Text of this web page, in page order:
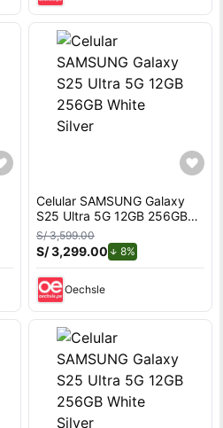
Celular SAMSUNG Galaxy
S25 Ultra 5G 12GB 256GB
White Silver
S/ 3,599.00
S/ 3,299.00 8%de descuento.
Oechsle